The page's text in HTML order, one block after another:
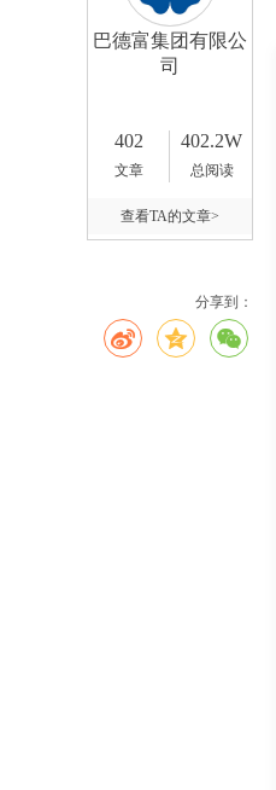
巴德富集团有限公
司
402
文章
402.2W
总阅读
查看TA的文章>
分享到：